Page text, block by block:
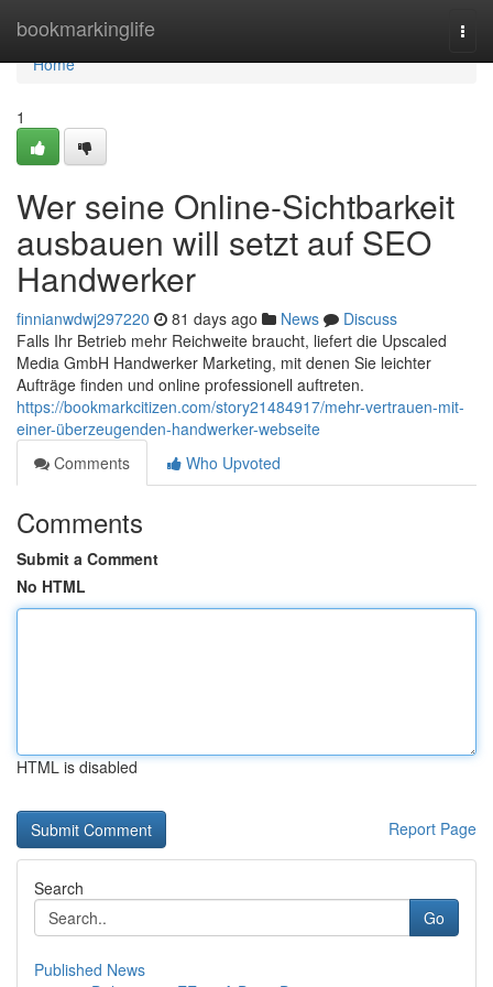
bookmarkinglife
Home
Home
1
Wer seine Online-Sichtbarkeit
ausbauen will setzt auf SEO
Handwerker
finnianwdwj297220 81 days ago News
Discuss
Falls Ihr Betrieb mehr Reichweite braucht, liefert die Upscaled
Media GmbH Handwerker Marketing, mit denen Sie leichter
Aufträge finden und online professionell auftreten.
https://bookmarkcitizen.com/story21484917/mehr-vertrauen-mit-
einer-überzeugenden-handwerker-webseite
Comments
Who Upvoted
Comments
Submit a Comment
No HTML
HTML is disabled
Report Page
Search
Go
Published News